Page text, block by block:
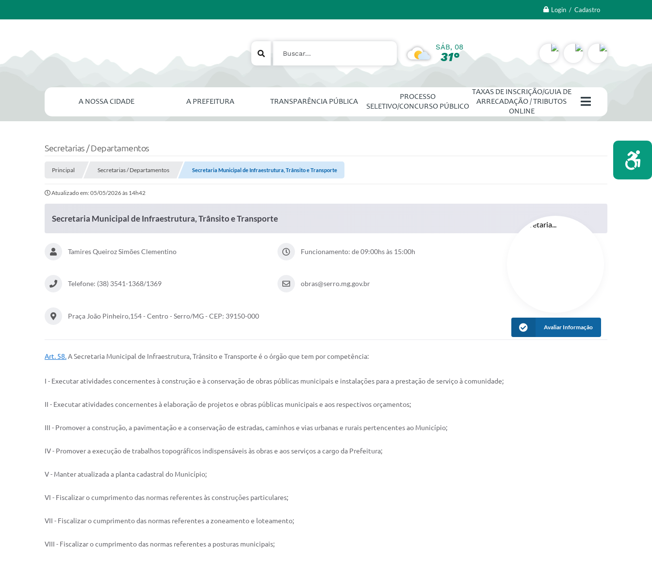
Login / Cadastro
SÁB, 08
31°
A NOSSA CIDADE A PREFEITURA TRANSPARÊNCIA PÚBLICA
PROCESSO
SELETIVO/CONCURSO PÚBLICO
TAXAS DE INSCRIÇÃO/GUIA DE
ARRECADAÇÃO / TRIBUTOS
ONLINE
Secretarias / Departamentos
Principal Secretarias / Departamentos Secretaria Municipal de Infraestrutura, Trânsito e Transporte
Atualizado em: 05/05/2026 às 14h42
Secretaria Municipal de Infraestrutura, Trânsito e Transporte
Tamires Queiroz Simões Clementino Funcionamento: de 09:00hs às 15:00h
Telefone: (38) 3541-1368/1369 obras@serro.mg.gov.br
Praça João Pinheiro,154 - Centro - Serro/MG - CEP: 39150-000
Avaliar Informação
Art. 58.A Secretaria Municipal de Infraestrutura, Trânsito e Transporte é o órgão que tem por competência:
I - Executar atividades concernentes à construção e à conservação de obras públicas municipais e instalações para a prestação de serviço à comunidade;
II - Executar atividades concernentes à elaboração de projetos e obras públicas municipais e aos respectivos orçamentos;
III - Promover a construção, a pavimentação e a conservação de estradas, caminhos e vias urbanas e rurais pertencentes ao Município;
IV - Promover a execução de trabalhos topográficos indispensáveis às obras e aos serviços a cargo da Prefeitura;
V - Manter atualizada a planta cadastral do Município;
VI - Fiscalizar o cumprimento das normas referentes às construções particulares;
VII - Fiscalizar o cumprimento das normas referentes a zoneamento e loteamento;
VIII - Fiscalizar o cumprimento das normas referentes a posturas municipais;